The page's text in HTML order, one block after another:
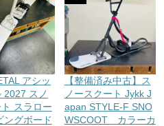
アシッ
2027 スノ
スラロー
ングボード
【整備済み中古】ス
ノースクート Jykk J
apan STYLE-F SNO
WSCOOT カラーカ